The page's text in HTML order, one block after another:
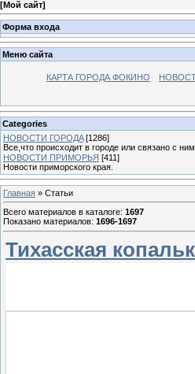
[Мой сайт]
Форма входа
Меню сайта
КАРТА ГОРОДА ФОКИНО
Categories
НОВОСТИ ГОРОДA [1286]
Все,что происходит в городе или связано с ним
НОВОСТИ ПРИМОРЬЯ [411]
Новости приморского края.
Главная » Статьи
Всего материалов в каталоге: 1697
Показано материалов: 1696-1697
Тихасская